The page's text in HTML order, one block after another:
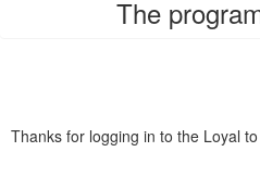
The
Thanks for logging in to the Loyal